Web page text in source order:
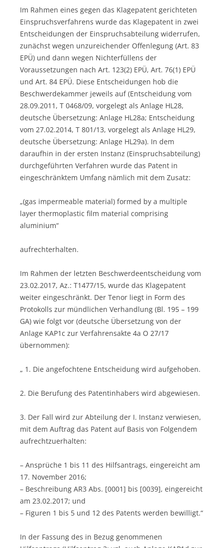
Im Rahmen eines gegen das Klagepatent gerichteten
Einspruchsverfahrens wurde das Klagepatent in zwei
Entscheidungen der Einspruchsabteilung widerrufen,
zunächst wegen unzureichender Offenlegung (Art. 83
EPÜ) und dann wegen Nichterfüllens der
Voraussetzungen nach Art. 123(2) EPÜ, Art. 76(1) EPÜ
und Art. 84 EPÜ. Diese Entscheidungen hob die
Beschwerdekammer jeweils auf (Entscheidung vom
28.09.2011, T 0468/09, vorgelegt als Anlage HL28,
deutsche Übersetzung: Anlage HL28a; Entscheidung
vom 27.02.2014, T 801/13, vorgelegt als Anlage HL29,
deutsche Übersetzung: Anlage HL29a). In dem
daraufhin in der ersten Instanz (Einspruchsabteilung)
durchgeführten Verfahren wurde das Patent in
eingeschränktem Umfang nämlich mit dem Zusatz:
„(gas impermeable material) formed by a multiple
layer thermoplastic film material comprising
aluminium“
aufrechterhalten.
Im Rahmen der letzten Beschwerdeentscheidung vom
23.02.2017, Az.: T1477/15, wurde das Klagepatent
weiter eingeschränkt. Der Tenor liegt in Form des
Protokolls zur mündlichen Verhandlung (Bl. 195 – 199
GA) wie folgt vor (deutsche Übersetzung von der
Anlage KAP1c zur Verfahrensakte 4a O 27/17
übernommen):
„ 1. Die angefochtene Entscheidung wird aufgehoben.
2. Die Berufung des Patentinhabers wird abgewiesen.
3. Der Fall wird zur Abteilung der I. Instanz verwiesen,
mit dem Auftrag das Patent auf Basis von Folgendem
aufrechtzuerhalten:
– Ansprüche 1 bis 11 des Hilfsantrags, eingereicht am
17. November 2016;
– Beschreibung AR3 Abs. [0001] bis [0039], eingereicht
am 23.02.2017; und
– Figuren 1 bis 5 und 12 des Patents werden bewilligt.“
In der Fassung des in Bezug genommenen